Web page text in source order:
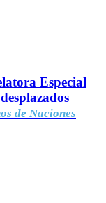
Especial
de Naciones